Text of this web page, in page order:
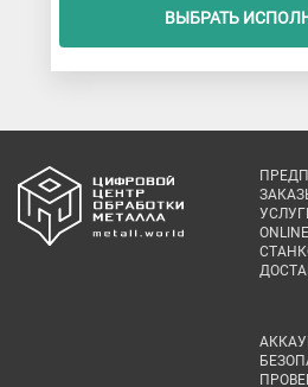
ВЫБРАТЬ